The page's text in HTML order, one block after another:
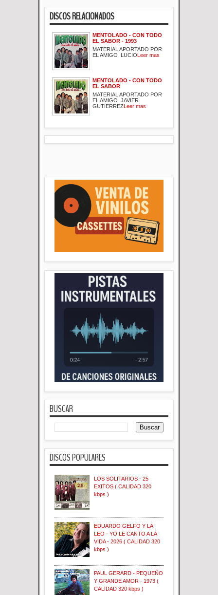
DISCOS RELACIONADOS
MENTOLADO - CON TODO
EL SABOR - 1993
MATERIAL APORTADO POR
EL AMIGO LUCIOLeer mas
MENTOLADO - CON TODO
EL SABOR
MATERIAL APORTADO POR
EL AMIGO JAVIER
GUTIERREZLeer mas
BUSCAR
DISCOS POPULARES
LOS SOLITARIOS - 25
EXITOS ( CALIDAD 320
kbps )
EDUARDO GELFO Y LA
LEO - YO LE CANTO A LA
VIDA - 2026 ( CALIDAD 320
kbps )
PAUL GERARD - PEQUEÑO
Y GRANDE AMOR - 1973 (
CALIDAD 320 kbps )